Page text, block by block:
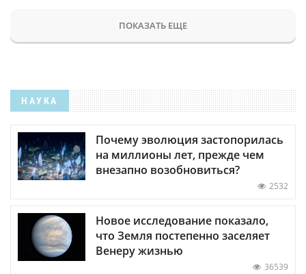
ПОКАЗАТЬ ЕЩЕ
НАУКА
Почему эволюция застопорилась
на миллионы лет, прежде чем
внезапно возобновиться?
2532
Новое исследование показало,
что Земля постепенно заселяет
Венеру жизнью
36539